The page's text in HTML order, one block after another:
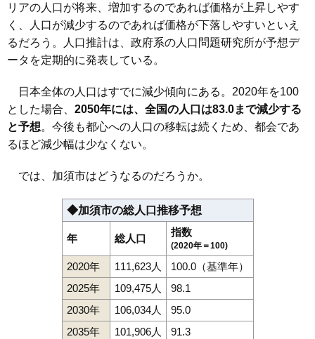
リアの人口が将来、増加するのであれば価格が上昇しやす
く、人口が減少するのであれば価格が下落しやすいといえ
るだろう。人口推計は、政府系の人口問題研究所が予想デ
ータを定期的に発表している。
日本全体の人口はすでに減少傾向にある。2020年を100
とした場合、 2050年には、全国の人口は83.0まで減少する
と予想。今後も都心への人口の移転は続くため、都会であ
るほど減少幅は少なくない。
では、加須市はどうなるのだろうか。
◆加須市の総人口推移予想
年 総人口
指数
(2020年＝100)
2020年 111,623人
100.0（基準年）
2025年
109,475人
98.1
2030年
106,034人
95.0
2035年
101,906人
91.3